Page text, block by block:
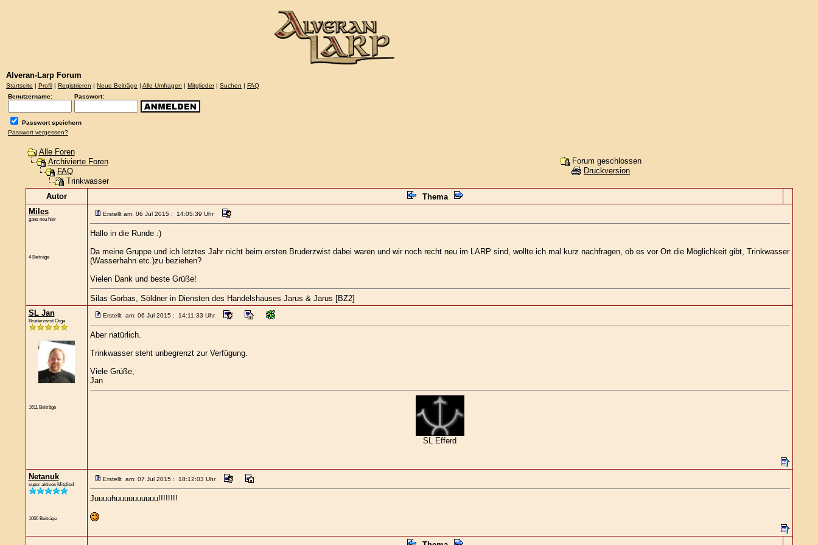
Alveran-Larp Forum
Startseite | Profil | Registrieren | Neue Beiträge | Alle Umfragen | Mitglieder| Suchen | FAQ
Benutzername:
Passwort:
Passwort speichern
Passwort vergessen?
Alle Foren
Archivierte Foren
FAQ
Trinkwasser
Forum geschlossen
Druckversion
Autor
Thema
Miles
ganz neu hier
4 Beiträge
Erstellt am: 06 Jul 2015 : 14:05:39 Uhr
Hallo in die Runde :)
Da meine Gruppe und ich letztes Jahr nicht beim ersten Bruderzwist dabei waren und wir noch recht neu im LARP sind, wollte ich mal kurz nachfragen, ob es vor Ort die Möglichkeit gibt, Trinkwasser
(Wasserhahn etc.)zu beziehen?
Vielen Dank und beste Grüße!
Silas Gorbas, Söldner in Diensten des Handelshauses Jarus & Jarus [BZ2]
SL Jan
Bruderzwist Orga
1611 Beiträge
Erstellt am: 06 Jul 2015 : 14:11:33 Uhr
Aber natürlich.
Trinkwasser steht unbegrenzt zur Verfügung.
Viele Grüße,
Jan
SL Efferd
Netanuk
super aktives Mitglied
1066 Beiträge
Erstellt am: 07 Jul 2015 : 18:12:03 Uhr
Juuuuhuuuuuuuuuu!!!!!!!!